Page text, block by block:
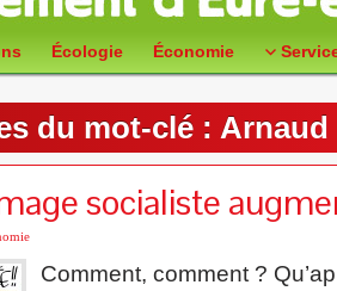
Écologie Économie
du mot-clé :
socialiste
Comment, comment ?